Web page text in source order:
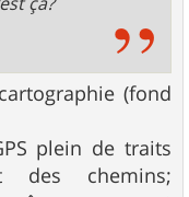
(fond
plein de traits
des chemins;